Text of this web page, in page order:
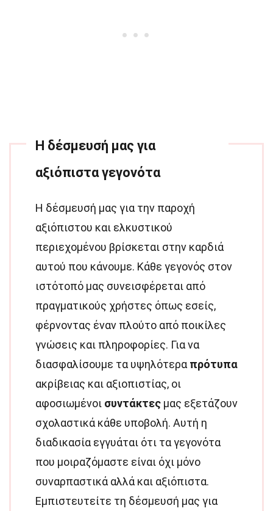
Η δέσμευσή μας για
αξιόπιστα γεγονότα
Η δέσμευσή μας για την παροχή
αξιόπιστου και ελκυστικού
περιεχομένου βρίσκεται στην καρδιά
αυτού που κάνουμε. Κάθε γεγονός στον
ιστότοπό μας συνεισφέρεται από
πραγματικούς χρήστες όπως εσείς,
φέρνοντας έναν πλούτο από ποικίλες
γνώσεις και πληροφορίες. Για να
διασφαλίσουμε τα υψηλότερα πρότυπα
ακρίβειας και αξιοπιστίας, οι
αφοσιωμένοι συντάκτες μας εξετάζουν
σχολαστικά κάθε υποβολή. Αυτή η
διαδικασία εγγυάται ότι τα γεγονότα
που μοιραζόμαστε είναι όχι μόνο
συναρπαστικά αλλά και αξιόπιστα.
Εμπιστευτείτε τη δέσμευσή μας για